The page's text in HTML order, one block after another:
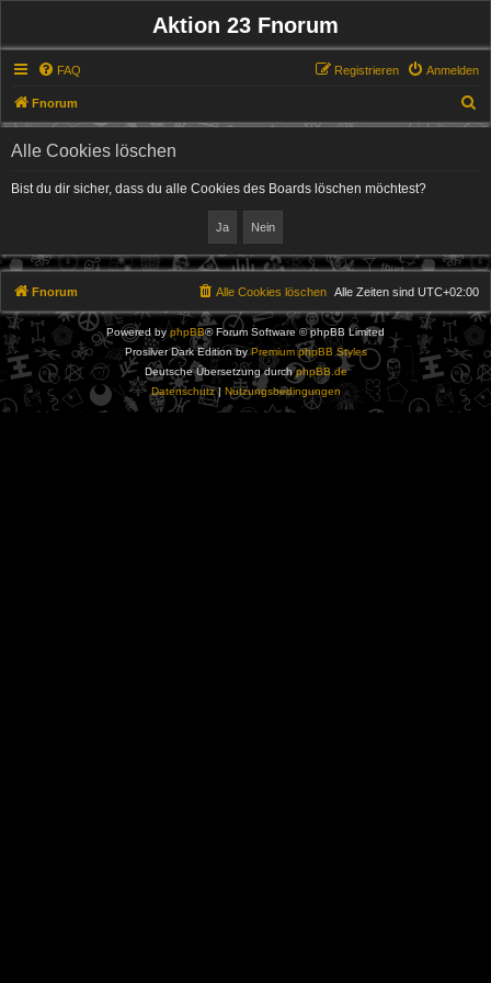
Aktion 23 Fnorum
FAQ Anmelden
Registrieren
Fnorum
u
Alle Cookies löschen
Bist du dir sicher, dass du alle Cookies des Boards löschen möchtest?
Fnorum Alle Zeiten sind UTC+02:00
Alle Cookies löschen
Powered byphpBB® Forum Software © phpBB Limited
Prosilver Dark Edition byPremium phpBB Styles
Deutsche Übersetzung durchphpBB.de
Datenschutz| Nutzungsbedingungen